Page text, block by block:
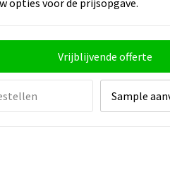
opties voor de prijsopgave.
Vrijblijvende offerte
Sample